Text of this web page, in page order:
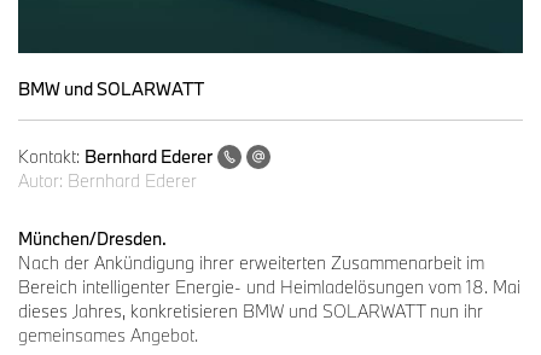
BMW und SOLARWATT
Kontakt: Bernhard Ederer
Autor: Bernhard Ederer
München/Dresden.
Nach der Ankündigung ihrer erweiterten Zusammenarbeit im
Bereich intelligenter Energie- und Heimladelösungen vom 18. Mai
dieses Jahres, konkretisieren BMW und SOLARWATT nun ihr
gemeinsames Angebot.